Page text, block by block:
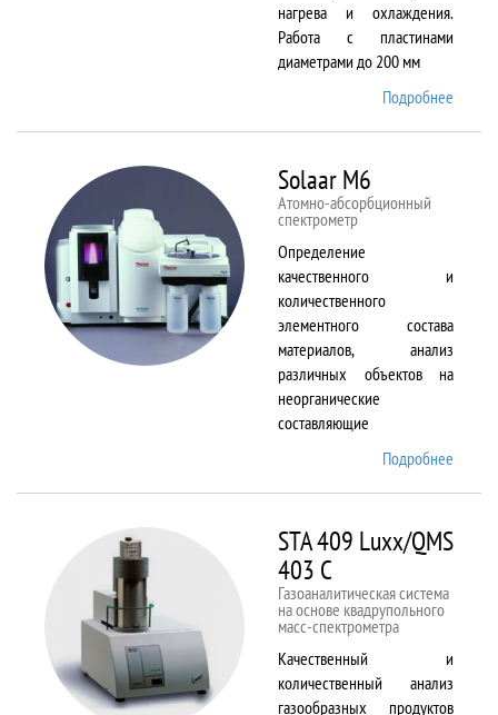
нагрева и охлаждения.
Работа с пластинами
диаметрами до 200 мм
Подробнее
Solaar M6
Атомно-абсорбционный
спектрометр
Определение
качественного и
количественного
элементного состава
материалов, анализ
различных объектов на
неорганические
составляющие
Подробнее
STA 409 Luxx/QMS
403 C
Газоаналитическая система
на основе квадрупольного
масс-спектрометра
Качественный и
количественный анализ
газообразных продуктов